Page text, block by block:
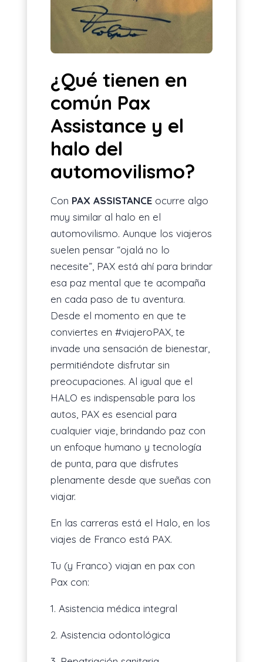
¿Qué tienen en
común Pax
Assistance y el
halo del
automovilismo?
Con PAX ASSISTANCEocurre algo
muy similar al halo en el
automovilismo. Aunque los viajeros
suelen pensar “ojalá no lo
necesite”, PAX está ahí para brindar
esa paz mental que te acompaña
en cada paso de tu aventura.
Desde el momento en que te
conviertes en #viajeroPAX, te
invade una sensación de bienestar,
permitiéndote disfrutar sin
preocupaciones. Al igual que el
HALO es indispensable para los
autos, PAX es esencial para
cualquier viaje, brindando paz con
un enfoque humano y tecnología
de punta, para que disfrutes
plenamente desde que sueñas con
viajar.
En las carreras está el Halo, en los
viajes de Franco está PAX.
Tu (y Franco) viajan en pax con
Pax con:
1. Asistencia médica integral
2. Asistencia odontológica